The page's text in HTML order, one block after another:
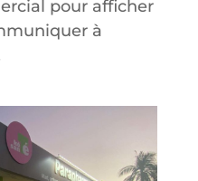
pour afficher
à